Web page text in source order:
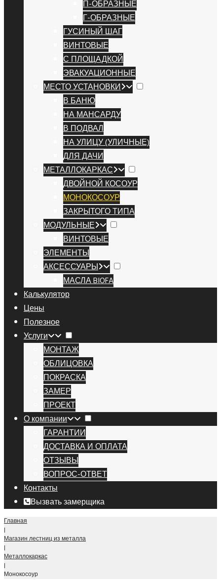
П-ОБРАЗНЫЕ
Г-ОБРАЗНЫЕ
ГУСИНЫЙ ШАГ
ВИНТОВЫЕ
С ПЛОЩАДКОЙ
ЭВАКУАЦИОННЫЕ
МЕСТО УСТАНОВКИ
В БАНЮ
НА МАНСАРДУ
В ПОДВАЛ
НА УЛИЦУ (УЛИЧНЫЕ)
ДЛЯ ДАЧИ
МЕТАЛЛОКАРКАС
ДВОЙНОЙ КОСОУР
МОНОКОСОУР
ЗАКРЫТОГО ТИПА
МОДУЛЬНЫЕ
ВИНТОВЫЕ
ЭЛЕМЕНТЫ
АКСЕССУАРЫ
МАСЛА BIOFA
Калькулятор
Цены
Полезное
Услуги
МОНТАЖ
ОБЛИЦОВКА
ПОКРАСКА
ЗАМЕР
ПРОЕКТ
О компании
ГАРАНТИИ
ДОСТАВКА И ОПЛАТА
ОТЗЫВЫ
ВОПРОС-ОТВЕТ
Контакты
Вызвать замерщика
Главная
|
Магазин лестниц из металла
|
Металлокаркас
|
Монокосоур